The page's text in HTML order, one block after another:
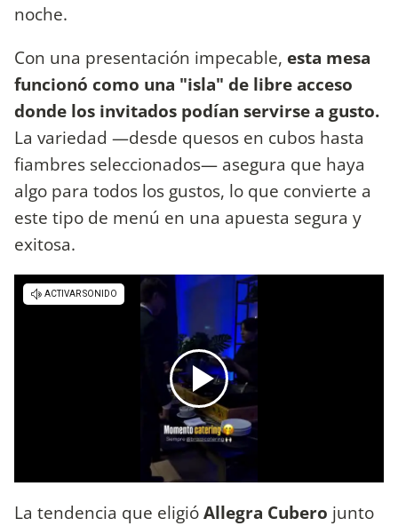
noche.
Con una presentación impecable, esta mesa
funcionó como una "isla" de libre acceso
donde los invitados podían servirse a gusto.
La variedad —desde quesos en cubos hasta
fiambres seleccionados— asegura que haya
algo para todos los gustos, lo que convierte a
este tipo de menú en una apuesta segura y
exitosa.
La tendencia que eligióAllegra Cubero junto